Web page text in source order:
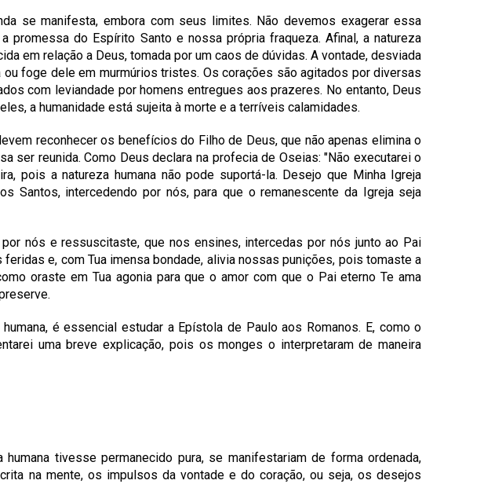
se manifesta, embora com seus limites. Não devemos exagerar essa
do Espírito Santo e nossa própria fraqueza. Afinal, a natureza
em relação a Deus, tomada por um caos de dúvidas. A vontade, desviada
foge dele em murmúrios tristes. Os corações são agitados por diversas
com leviandade por homens entregues aos prazeres. No entanto, Deus
a humanidade está sujeita à morte e a terríveis calamidades.
reconhecer os benefícios do Filho de Deus, que não apenas elimina o
ser reunida. Como Deus declara na profecia de Oseias: "Não executarei o
pois a natureza humana não pode suportá-la. Desejo que Minha Igreja
Santos, intercedendo por nós, para que o remanescente da Igreja seja
nós e ressuscitaste, que nos ensines, intercedas por nós junto ao Pai
e, com Tua imensa bondade, alivia nossas punições, pois tomaste a
oraste em Tua agonia para que o amor com que o Pai eterno Te ama
é essencial estudar a Epístola de Paulo aos Romanos. E, como o
uma breve explicação, pois os monges o interpretaram de maneira
tivesse permanecido pura, se manifestariam de forma ordenada,
na mente, os impulsos da vontade e do coração, ou seja, os desejos